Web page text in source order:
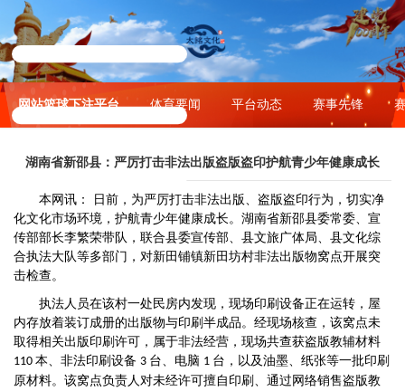
网站篮球下注平台 体育要闻 平台动态 赛事先锋
湖南省新邵县：严厉打击非法出版盗版盗印护航青少年健康成长
本网讯 ： 日前 ，为严厉打击非法出版、盗版盗印行为，切实净
化文化市场环境，护航青少年健康成长 。湖南省新邵县委常委、宣
传部部长李繁荣带队，联合县委宣传部、县文旅广体局、县文化综
合执法大队等多部门，对新田铺镇新田坊村非法出版物窝点开展突
击检查。
执法人员在该村一处民房内发现，现场印刷设备正在运转，屋
内存放着装订成册的出版物与印刷半成品。经现场核查，该窝点未
取得相关出版印刷许可，属于非法经营，现场共查获盗版教辅材料
110 本、非法印刷设备 3 台、电脑 1 台，以及油墨、纸张等一批印刷
原材料。该窝点负责人对未经许可擅自印刷、通过网络销售盗版教